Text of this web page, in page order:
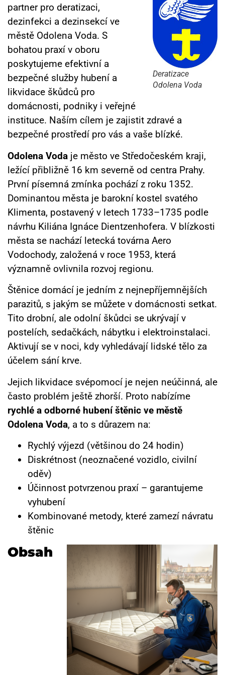
Deratizace
Odolena Voda
partner pro deratizaci,
dezinfekci a dezinsekcí ve
městě Odolena Voda. S
bohatou praxí v oboru
poskytujeme efektivní a
bezpečné služby hubení a
likvidace škůdců pro
domácnosti, podniky i veřejné
instituce. Naším cílem je zajistit zdravé a
bezpečné prostředí pro vás a vaše blízké.
Odolena Voda je město ve Středočeském kraji,
ležící přibližně 16 km severně od centra Prahy.
První písemná zmínka pochází z roku 1352.
Dominantou města je barokní kostel svatého
Klimenta, postavený v letech 1733–1735 podle
návrhu Kiliána Ignáce Dientzenhofera. V blízkosti
města se nachází letecká továrna Aero
Vodochody, založená v roce 1953, která
významně ovlivnila rozvoj regionu.
Štěnice domácí je jedním z nejnepříjemnějších
parazitů, s jakým se můžete v domácnosti setkat.
Tito drobní, ale odolní škůdci se ukrývají v
postelích, sedačkách, nábytku i elektroinstalaci.
Aktivují se v noci, kdy vyhledávají lidské tělo za
účelem sání krve.
Jejich likvidace svépomocí je nejen neúčinná, ale
často problém ještě zhorší. Proto nabízíme
rychlé a odborné hubení štěnic ve městě
Odolena Voda, a to s důrazem na:
Rychlý výjezd (většinou do 24 hodin)
Diskrétnost (neoznačené vozidlo, civilní
oděv)
Účinnost potvrzenou praxí – garantujeme
vyhubení
Kombinované metody, které zamezí návratu
štěnic
Obsah